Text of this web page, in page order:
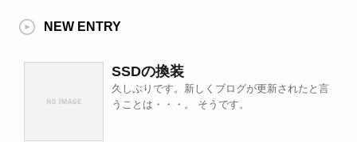
NEW ENTRY
SSDの換装
久しぶりです。新しくブログが更新されたと言
うことは・・・。 そうです。